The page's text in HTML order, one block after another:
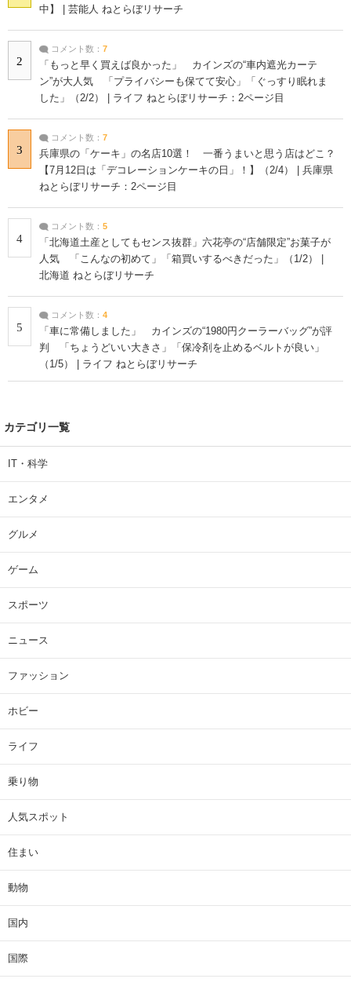
中】 | 芸能人 ねとらぼリサーチ
2
コメント数： 7
「もっと早く買えば良かった」 カインズの“車内遮光カーテ
ン”が大人気 「プライバシーも保てて安心」「ぐっすり眠れま
した」（2/2） | ライフ ねとらぼリサーチ：2ページ目
3
コメント数： 7
兵庫県の「ケーキ」の名店10選！ 一番うまいと思う店はどこ？
【7月12日は「デコレーションケーキの日」！】（2/4） | 兵庫県
ねとらぼリサーチ：2ページ目
4
コメント数： 5
「北海道土産としてもセンス抜群」六花亭の“店舗限定”お菓子が
人気 「こんなの初めて」「箱買いするべきだった」（1/2） |
北海道 ねとらぼリサーチ
5
コメント数： 4
「車に常備しました」 カインズの“1980円クーラーバッグ”が評
判 「ちょうどいい大きさ」「保冷剤を止めるベルトが良い」
（1/5） | ライフ ねとらぼリサーチ
カテゴリ一覧
IT・科学
エンタメ
グルメ
ゲーム
スポーツ
ニュース
ファッション
ホビー
ライフ
乗り物
人気スポット
住まい
動物
国内
国際